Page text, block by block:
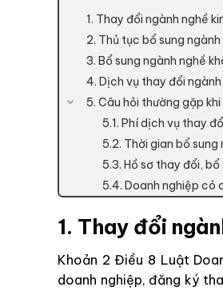
1. Thay đổi ngành nghề
2. Thủ tục bổ sung
3. Bổ sung ngành nghề
4. Dịch vụ thay đổi
5. Câu hỏi thường gặp
5.1. Phí dịch vụ thay
5.2. Thời gian bổ sung
5.3. Hồ sơ thay đổi,
5.4. Doanh nghiệp có
1. Thay đổi
Khoản 2 Điều 8 Luật
doanh nghiệp, đăng ký